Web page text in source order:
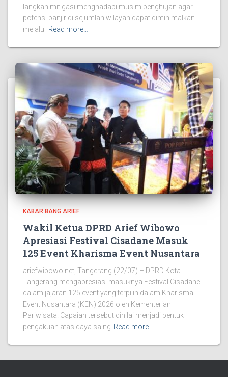
langkah mitigasi menghadapi musim penghujan agar
potensi banjir di sejumlah wilayah dapat diminimalkan
melalui Read more…
KABAR BANG ARIEF
Wakil Ketua DPRD Arief Wibowo
Apresiasi Festival Cisadane Masuk
125 Event Kharisma Event Nusantara
ariefwibowo.net, Tangerang (22/07) – DPRD Kota
Tangerang mengapresiasi masuknya Festival Cisadane
dalam jajaran 125 event yang terpilih dalam Kharisma
Event Nusantara (KEN) 2026 oleh Kementerian
Pariwisata. Capaian tersebut dinilai menjadi bentuk
pengakuan atas daya saing Read more…